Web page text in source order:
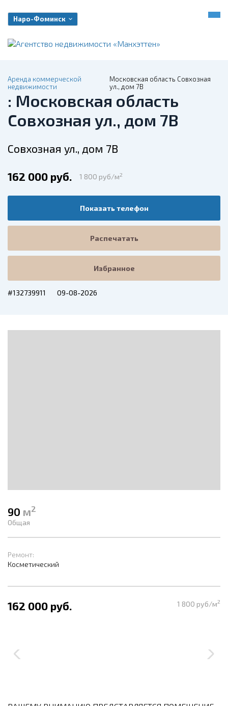
Наро-Фоминск
Аренда коммерческой
недвижимости
Московская область Совхозная
ул., дом 7В
: Московская область
Совхозная ул., дом 7В
Совхозная ул., дом 7В
162 000 руб. 1 800 руб/м2
Показать телефон
Распечатать
Избранное
#132739911 09-08-2026
90 м2
Общая
Ремонт:
Косметический
162 000 руб. 1 800 руб/м2